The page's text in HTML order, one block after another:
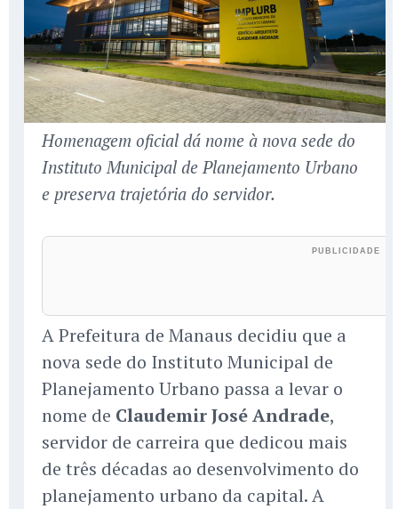
Homenagem oficial dá nome à nova sede do
Instituto Municipal de Planejamento Urbano
e preserva trajetória do servidor.
A Prefeitura de Manaus decidiu que a
nova sede do Instituto Municipal de
Planejamento Urbano passa a levar o
nome de Claudemir José Andrade,
servidor de carreira que dedicou mais
de três décadas ao desenvolvimento do
planejamento urbano da capital. A